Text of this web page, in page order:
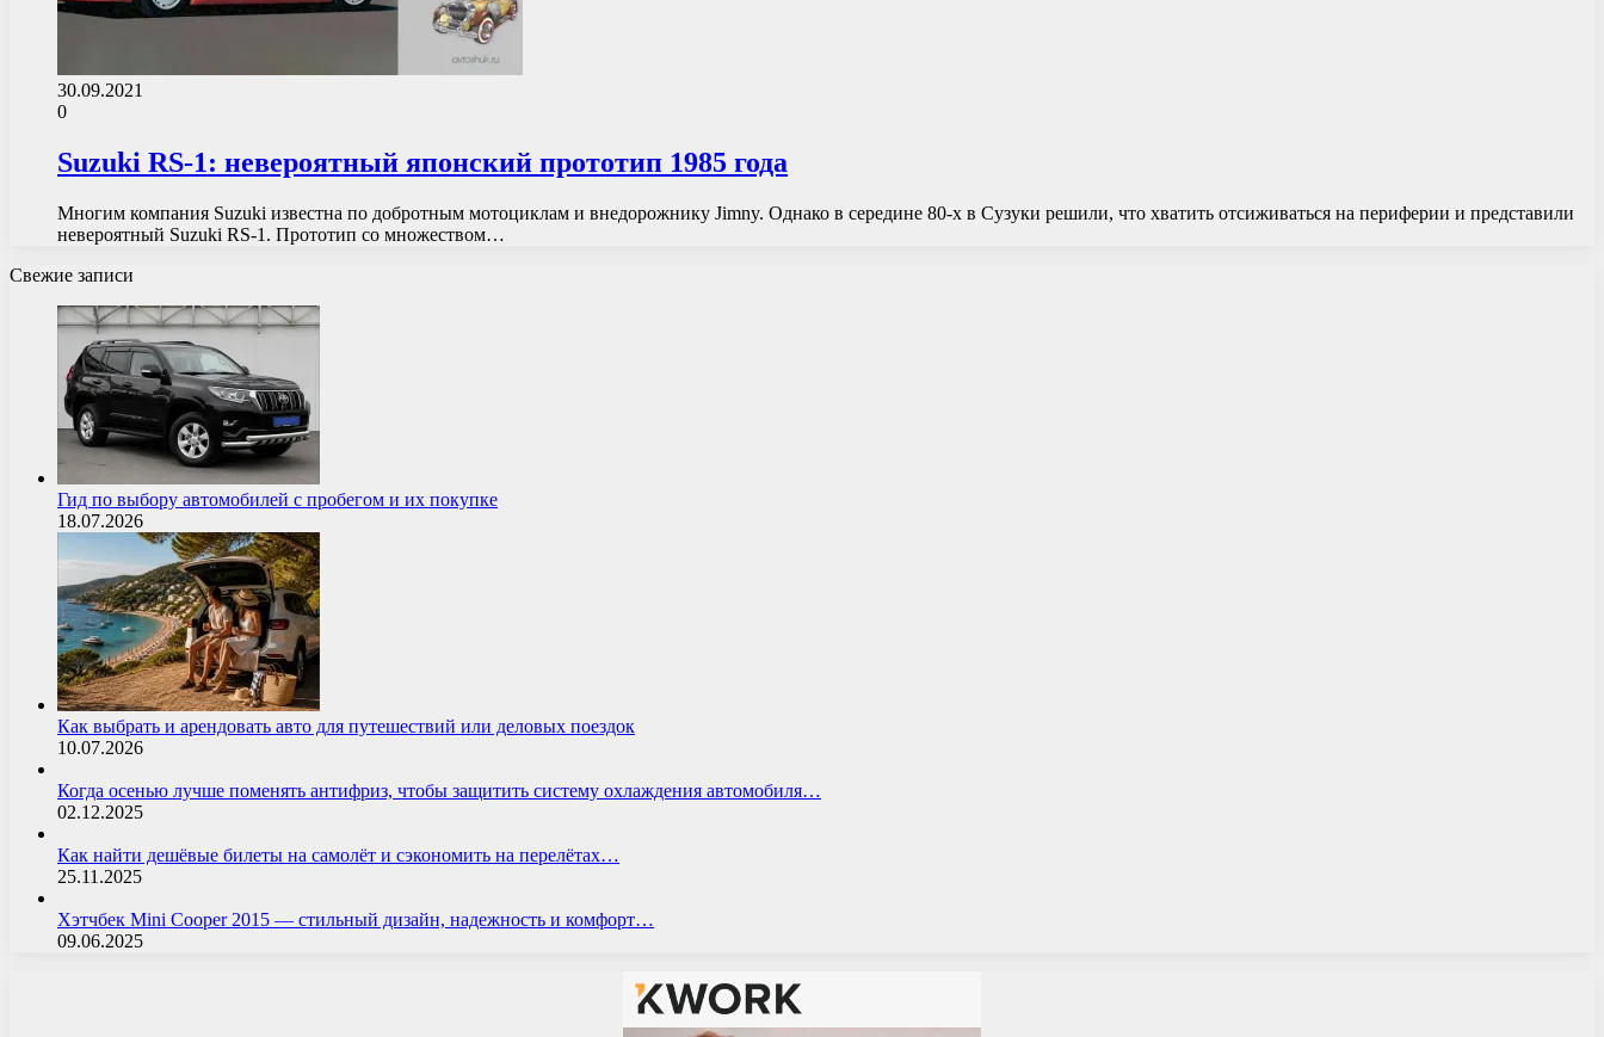
30.09.2021
0
Suzuki RS-1: невероятный японский прототип 1985 года
Многим компания Suzuki известна по добротным мотоциклам и внедорожнику Jimny. Однако в середине 80-х в Сузуки решили, что хватить отсиживаться на периферии и представили
невероятный Suzuki RS-1. Прототип со множеством…
Свежие записи
Гид по выбору автомобилей с пробегом и их покупке
18.07.2026
Как выбрать и арендовать авто для путешествий или деловых поездок
10.07.2026
Когда осенью лучше поменять антифриз, чтобы защитить систему охлаждения автомобиля…
02.12.2025
Как найти дешёвые билеты на самолёт и сэкономить на перелётах…
25.11.2025
Хэтчбек Mini Cooper 2015 — стильный дизайн, надежность и комфорт…
09.06.2025